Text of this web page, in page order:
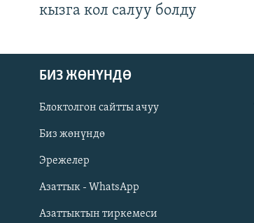
Русский
ОНЛАЙН ШЕРИНЕ
кызга кол салуу болду
БИЗ ЖӨНҮНДӨ
Блоктолгон сайтты ачуу
Биз жөнүндө
Эрежелер
Азаттык - WhatsApp
Азаттыктын тиркемеси